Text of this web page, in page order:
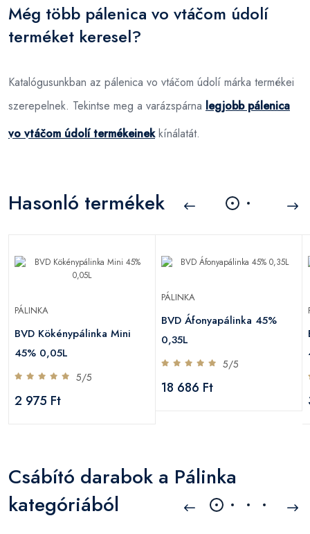
Még több pálenica vo vtáčom údolí
terméket keresel?
Katalógusunkban az pálenica vo vtáčom údolí márka termékei
szerepelnek. Tekintse meg a varázspárna legjobb pálenica
vo vtáčom údolí termékeinekkínálatát.
Hasonló termékek
PÁLINKA
BVD Kökénypálinka Mini
45% 0,05L
5/5
2 975 Ft
PÁLINKA
BVD Áfonyapálinka 45%
0,35L
5/5
18 686 Ft
Csábító darabok a Pálinka
kategóriából